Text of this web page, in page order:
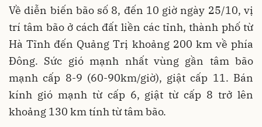
Về diễn biến bão số 8, đến 10 giờ ngày 25/10, vị
trí tâm bão ở cách đất liền các tỉnh, thành phố từ
Hà Tĩnh đến Quảng Trị khoảng 200 km về phía
Đông. Sức gió mạnh nhất vùng gần tâm bão
mạnh cấp 8-9 (60-90km/giờ), giật cấp 11. Bán
kính gió mạnh từ cấp 6, giật từ cấp 8 trở lên
khoảng 130 km tính từ tâm bão.